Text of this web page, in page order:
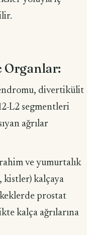
Organlar:
divertikülit
L2 segmentleri
ağrılar
ve yumurtalık
kistler) kalçaya
prostat
kalça ağrılarına